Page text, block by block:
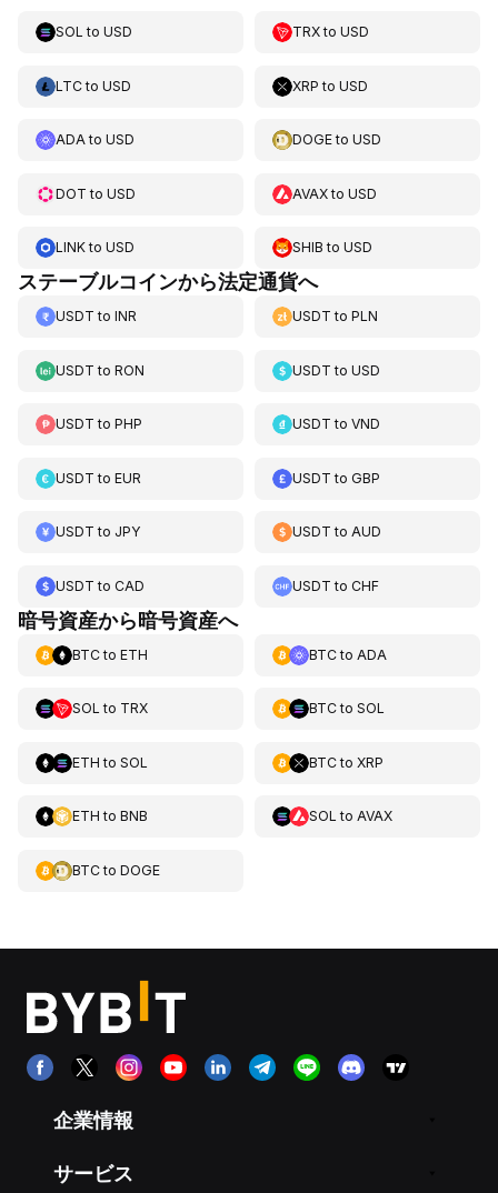
SOL to USD TRXtoUSD
LTCto USD XRP toUSD
ADAto USD DOGEtoUSD
DOT to USD AVAXtoUSD
LINKto USD SHIB toUSD
ステーブルコインから法定通貨へ
USDT to INR USDT toPLN
USDT to RON USDT toUSD
USDT to PHP USDT toVND
USDT to EUR USDT toGBP
USDT to JPY USDT toAUD
USDT to CAD USDT toCHF
暗号資産から暗号資産へ
BTCto ETH BTCto ADA
SOL to TRX BTCto SOL
ETH to SOL BTCto XRP
ETH to BNB SOL to AVAX
BTCto DOGE
企業情報
サービス